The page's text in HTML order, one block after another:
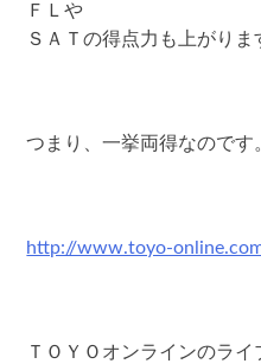
ＦＬや
ＳＡＴの得点力も上がりま
つまり、一挙両得なのです
http://www.toyo-
ＴＯＹＯオンラインのラ